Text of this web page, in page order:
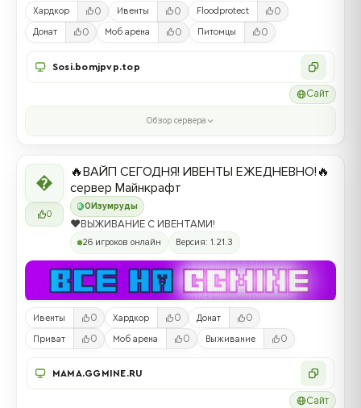
Хардкор 0 Ивенты 0 Floodprotect 0
Донат 0 Моб арена 0 Питомцы 0
Sosi.bomjpvp.top
Сайт
Обзор сервера

0
0 Изумруды
🔥ВАЙП СЕГОДНЯ! ИВЕНТЫ ЕЖЕДНЕВНО!🔥
сервер Майнкрафт
❤️ВЫЖИВАНИЕ С ИВЕНТАМИ!
26 игроков онлайн Версия: 1.21.3
Ивенты 0 Хардкор 0 Донат 0
Приват 0 Моб арена 0 Выживание 0
MAMA.GGMINE.RU
Сайт